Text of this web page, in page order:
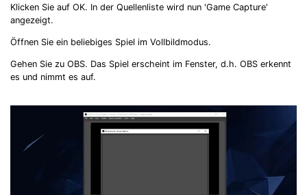
Klicken Sie auf OK. In der Quellenliste wird nun 'Game Capture'
angezeigt.
Öffnen Sie ein beliebiges Spiel im Vollbildmodus.
Gehen Sie zu OBS. Das Spiel erscheint im Fenster, d.h. OBS erkennt
es und nimmt es auf.